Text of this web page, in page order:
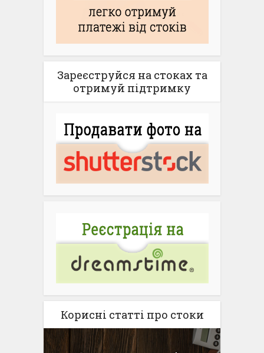
Зареєструйся на стоках та
отримуй підтримку
Корисні статті про стоки